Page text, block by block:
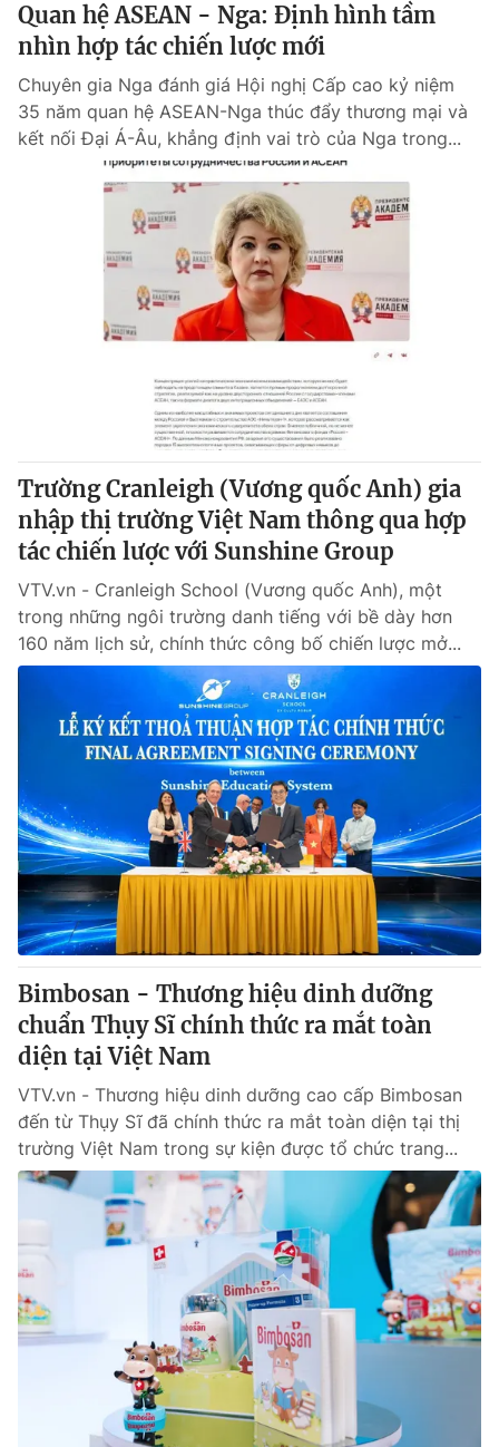
Tổng Biên tập:Vũ Thanh Thủy
Phó Tổng Biên tập: Nguyễn Thị Mỹ Hạnh, Phạm Quốc Thắng,
Nguyễn Trọng Ninh
Tổng đài VTV:024.38 355 931 - 024.38 355 932
Ðiện thoại Thời báo VTV:024.66 897 897
toasoan@vtv.vn
Liên hệ quảng cáo:
024-7300.7108
® Cấm sao chép dưới mọi hình thức nếu không có sự chấp
thuận bằng văn bản. Ghi rõ nguồn VTV.vn khi phát hành lại
thông tin từ website này.
Quan hệ ASEAN - Nga: Định hình tầm
nhìn hợp tác chiến lược mới
Chuyên gia Nga đánh giá Hội nghị Cấp cao kỷ niệm
35 năm quan hệ ASEAN-Nga thúc đẩy thương mại và
kết nối Đại Á-Âu, khẳng định vai trò của Nga trong...
Trường Cranleigh (Vương quốc Anh) gia
nhập thị trường Việt Nam thông qua hợp
tác chiến lược với Sunshine Group
VTV.vn - Cranleigh School (Vương quốc Anh), một
trong những ngôi trường danh tiếng với bề dày hơn
160 năm lịch sử, chính thức công bố chiến lược mở...
Bimbosan - Thương hiệu dinh dưỡng
chuẩn Thụy Sĩ chính thức ra mắt toàn
diện tại Việt Nam
VTV.vn - Thương hiệu dinh dưỡng cao cấp Bimbosan
đến từ Thụy Sĩ đã chính thức ra mắt toàn diện tại thị
trường Việt Nam trong sự kiện được tổ chức trang...